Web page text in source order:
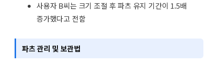
사용자 B씨는 크기 조절 후 파츠 유지 기간이 1.5배
증가했다고 전함
파츠 관리 및 보관법